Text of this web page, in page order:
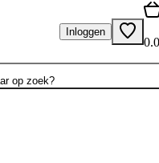
Inloggen
op zoek?